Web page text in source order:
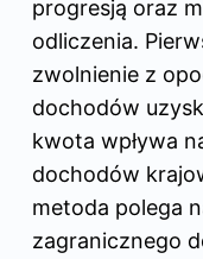
progresją oraz
odliczenia.
zwolnienie z
dochodów
kwota wpływa
dochodów
metoda polega
zagranicznego